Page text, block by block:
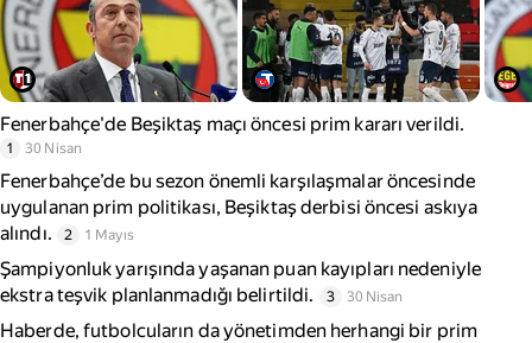
Fenerbahçe'de Beşiktaş maçı öncesi prim kararı verildi.
1 30 Nisan
Fenerbahçe’de bu sezon önemli karşılaşmalar öncesinde
uygulanan prim politikası, Beşiktaş derbisi öncesi askıya
alındı.
2 1 Mayıs
Şampiyonluk yarışında yaşanan puan kayıpları nedeniyle
ekstra teşvik planlanmadığı belirtildi.
3 30 Nisan
Haberde, futbolcuların da yönetimden herhangi bir prim